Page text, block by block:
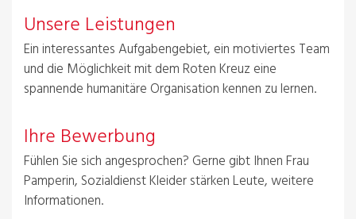
Unsere Leistungen
Ein interessantes Aufgabengebiet, ein motiviertes Team
und die Möglichkeit mit dem Roten Kreuz eine
spannende humanitäre Organisation kennen zu lernen.
Ihre Bewerbung
Fühlen Sie sich angesprochen? Gerne gibt Ihnen Frau
Pamperin, Sozialdienst Kleider stärken Leute, weitere
Informationen.